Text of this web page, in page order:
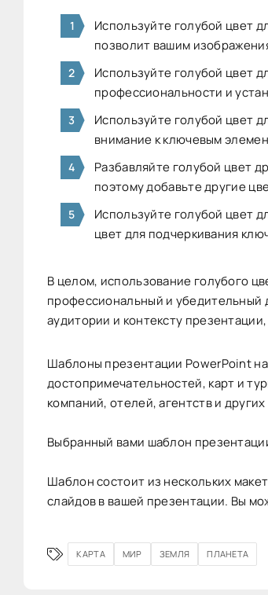
Используйте голубой цвет
позволит вашим
Используйте голубой цвет
профессиональности и
Используйте голубой цвет
внимание к ключевым
Разбавляйте голубой цвет
поэтому добавьте другие
Используйте голубой цвет
цвет для подчеркивания
В целом, использование голубого
профессиональный и убедительный
аудитории и контексту
Шаблоны презентации PowerPoint
достопримечательностей, карт и
компаний, отелей, агентств и
Выбранный вами шаблон
Шаблон состоит из нескольких
слайдов в вашей презентации. Вы
КАРТА МИР ЗЕМЛЯ ПЛАНЕТА